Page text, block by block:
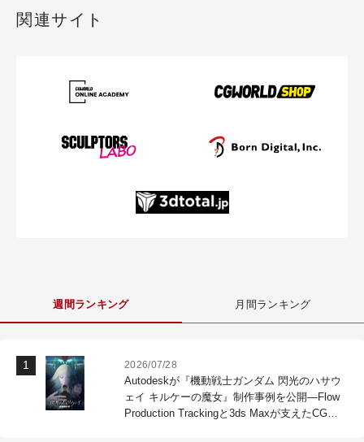
関連サイト
週間ランキング 月間ランキング
2026/07/28
Autodeskが『機動戦士ガンダム 閃光のハサウ
ェイ キルケーの魔女』制作事例を公開―Flow
Production Trackingと3ds Maxが支えたCG制